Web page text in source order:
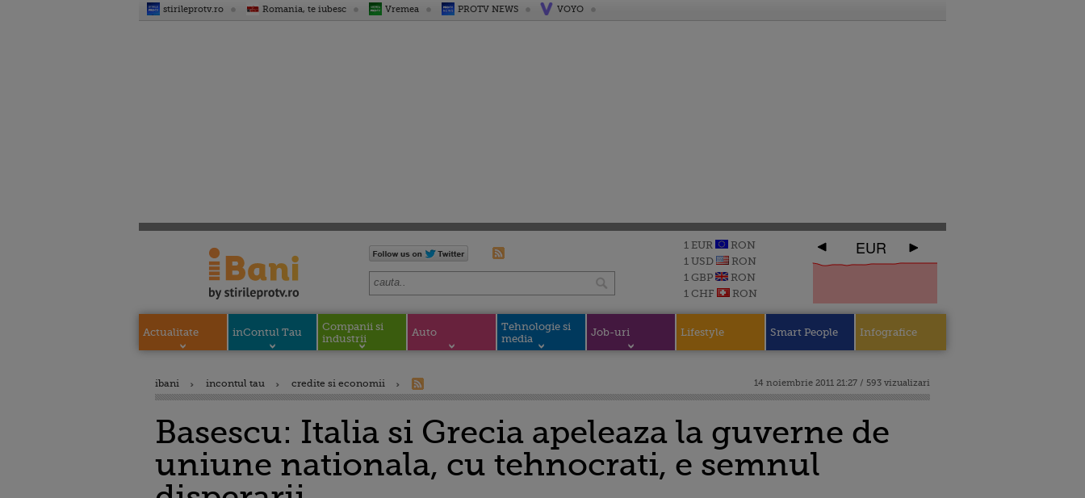
stirileprotv.ro Romania, te iubesc Vremea PROTV NEWS VOYO
1 EUR
RON
1 USD
RON
1 GBP
RON
1 CHF
RON
EUR
Actualitate inContul Tau
Companii si
industrii
Auto
Tehnologie si
media
Job-uri Lifestyle Smart People Infografice
ibani incontul tau credite si economii 14 noiembrie 2011 21:27 / 593 vizualizari
Basescu: Italia si Grecia apeleaza la guverne de
uniune nationala, cu tehnocrati, e semnul